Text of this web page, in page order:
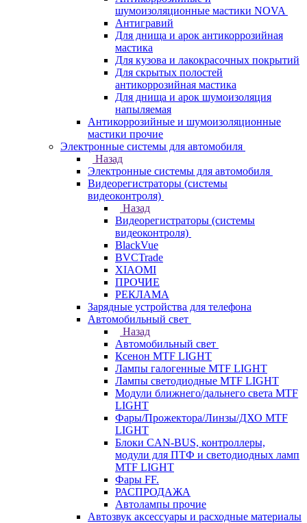
шумоизоляционные мастики NOVA
Антигравий
Для днища и арок антикоррозийная
мастика
Для кузова и лакокрасочных покрытий
Для скрытых полостей
антикоррозийная мастика
Для днища и арок шумоизоляция
напыляемая
Антикоррозийные и шумоизоляционные
мастики прочие
Электронные системы для автомобиля
Назад
Электронные системы для автомобиля
Видеорегистраторы (системы
видеоконтроля)
Назад
Видеорегистраторы (системы
видеоконтроля)
BlackVue
BVCTrade
XIAOMI
ПРОЧИЕ
РЕКЛАМА
Зарядные устройства для телефона
Автомобильный свет
Назад
Автомобильный свет
Ксенон MTF LIGHT
Лампы галогенные MTF LIGHT
Лампы светодиодные MTF LIGHT
Модули ближнего/дальнего света MTF
LIGHT
Фары/Прожектора/Линзы/ДХО MTF
LIGHT
Блоки CAN-BUS, контроллеры,
модули для ПТФ и светодиодных ламп
MTF LIGHT
Фары FF.
РАСПРОДАЖА
Автолампы прочие
Автозвук аксессуары и расходные материалы